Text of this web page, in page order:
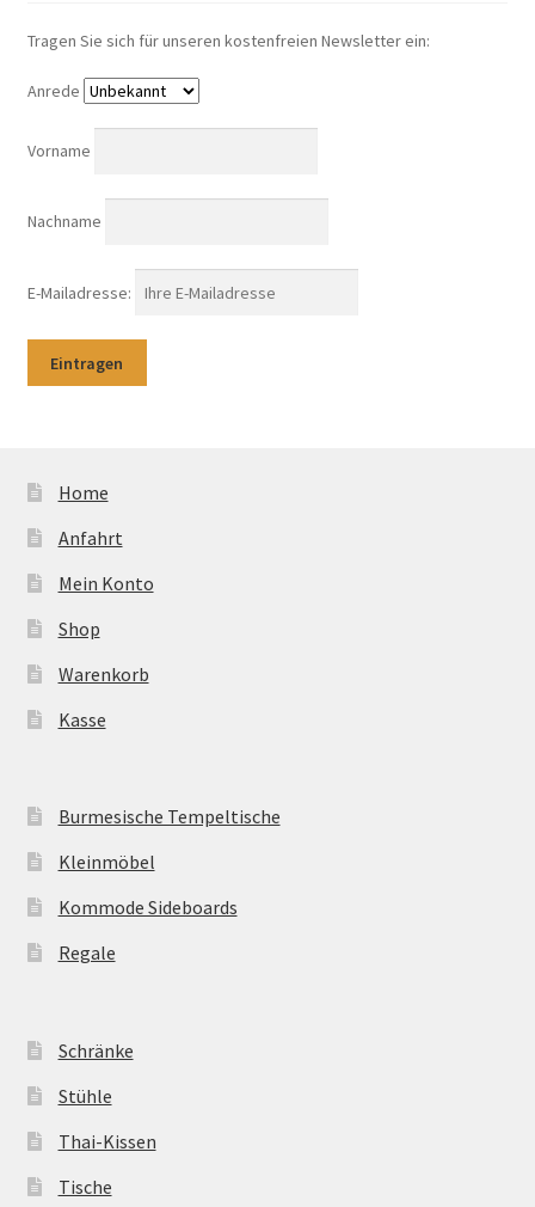
Tragen Sie sich für unseren kostenfreien Newsletter ein:
Anrede
Vorname
Nachname
E-Mailadresse:
Home
Anfahrt
Mein Konto
Shop
Warenkorb
Kasse
Burmesische Tempeltische
Kleinmöbel
Kommode Sideboards
Regale
Schränke
Stühle
Thai-Kissen
Tische